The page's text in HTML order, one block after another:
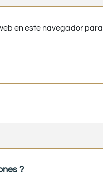
en este navegador para
?